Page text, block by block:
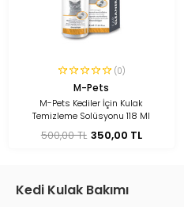
(0)
M-Pets
M-Pets Kediler İçin Kulak
Temizleme Solüsyonu 118 Ml
500,00 TL 350,00 TL
Kedi Kulak Bakımı